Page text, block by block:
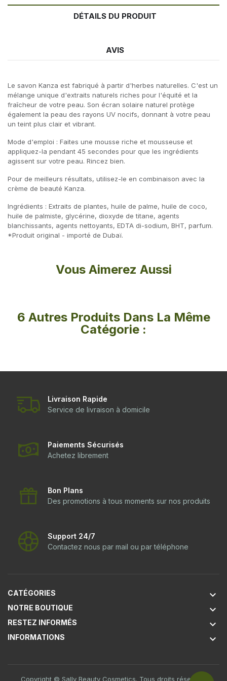
DÉTAILS DU PRODUIT
AVIS
Le savon Kanza est fabriqué à partir d'herbes naturelles. C'est un
mélange unique d'extraits naturels riches pour l'équité et la
fraîcheur de votre peau. Son écran solaire naturel protège
également la peau des rayons UV nocifs, donnant à votre peau
un teint plus clair et vibrant.
Mode d'emploi : Faites une mousse riche et mousseuse et
appliquez-la pendant 45 secondes pour que les ingrédients
agissent sur votre peau. Rincez bien.
Pour de meilleurs résultats, utilisez-le en combinaison avec la
crème de beauté Kanza.
Ingrédients : Extraits de plantes, huile de palme, huile de coco,
huile de palmiste, glycérine, dioxyde de titane, agents
blanchissants, agents nettoyants, EDTA di-sodium, BHT, parfum.
*Produit original - importé de Dubaï.
Vous Aimerez Aussi
6 Autres Produits Dans La Même
Catégorie :
Livraison Rapide
Service de livraison à domicile
Paiements Sécurisés
Achetez librement
Bon Plans
Des promotions à tous moments sur nos produits
Support 24/7
Contactez nous par mail ou par téléphone
CATÉGORIES keyboard_arrow_down
NOTRE BOUTIQUE keyboard_arrow_down
RESTEZ INFORMÉS keyboard_arrow_down
INFORMATIONS keyboard_arrow_down
Copyright © Sally Beauty Cosmetics. Tous droits réservés.